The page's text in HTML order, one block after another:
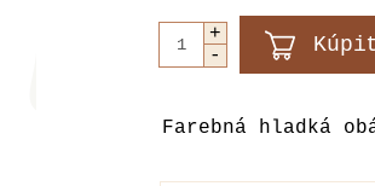
Farebná hladká